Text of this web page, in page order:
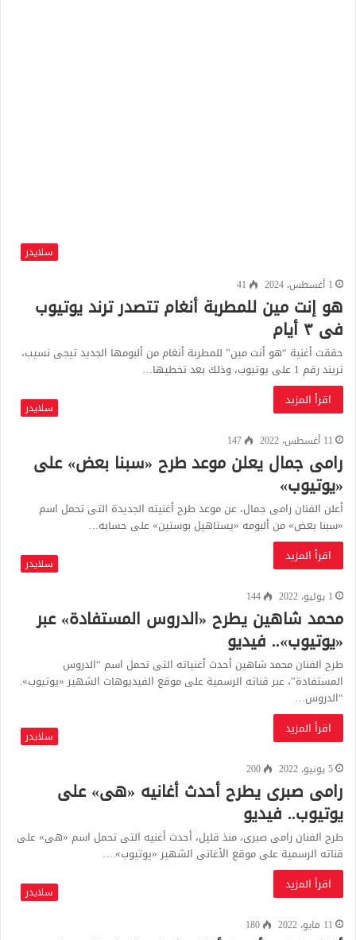
سلايدر
1 أغسطس، 2024
41
هو إنت مين للمطربة أنغام تتصدر ترند يوتيوب
فى ٣ أيام
‎حققت أغنية “هو أنت مين” للمطربة أنغام من ألبومها الجديد تيجى نسيب،
تريند رقم 1 على يوتيوب، وذلك بعد تخطيها…
اقرأ المزيد
سلايدر
11 أغسطس، 2022
147
رامى جمال يعلن موعد طرح «سبنا بعض» على
«يوتيوب»
أعلن الفنان رامى جمال، عن موعد طرح أغنيته الجديدة التى تحمل اسم
«سبنا بعض» من ألبومه «يستاهيل بوستين» على حسابه…
اقرأ المزيد
سلايدر
1 يوليو، 2022
144
محمد شاهين يطرح «الدروس المستفادة» عبر
«يوتيوب».. فيديو
طرح الفنان محمد شاهين أحدث أغنياته التى تحمل اسم “الدروس
المستفادة”، عبر قناته الرسمية على موقع الفيديوهات الشهير «يوتيوب».
“الدروس…
اقرأ المزيد
سلايدر
5 يونيو، 2022
200
رامى صبرى يطرح أحدث أغانيه «هى» على
يوتيوب.. فيديو
طرح الفنان رامى صبرى، منذ قليل، أحدث أغنيه التى تحمل اسم «هى» على
قناته الرسمية على موقع الأغانى الشهير «يوتيوب».…
اقرأ المزيد
سلايدر
11 مايو، 2022
180